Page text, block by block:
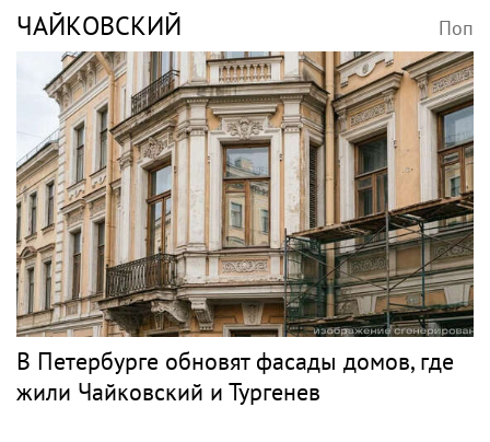
ЧАЙКОВСКИЙ Поп
В Петербурге обновят фасады домов, где
жили Чайковский и Тургенев